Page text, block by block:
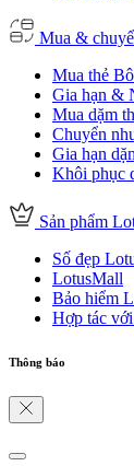
Mua &
Mua thẻ
Gia hạn &
Mua dặm
Chuyển
Gia hạn
Khôi phục
Sản phẩm
Số đẹp
LotusMall
Bảo hiểm
Hợp tác
Thông báo